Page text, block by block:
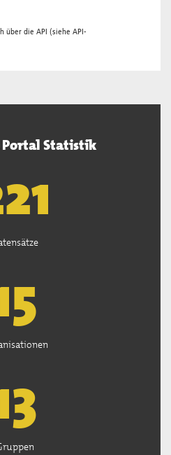
über die API (siehe API-
Portal Statistik